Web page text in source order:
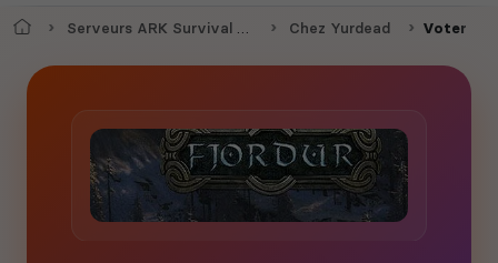
AccueilServeurs ARK Survival Evolved Chez Yurdead Voter